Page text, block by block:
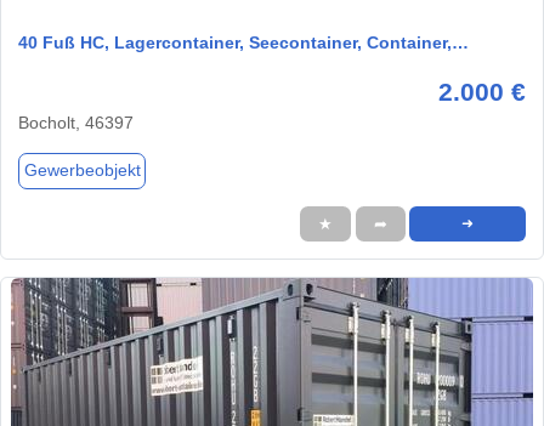
40 Fuß HC, Lagercontainer, Seecontainer, Container,…
2.000 €
Bocholt, 46397
Gewerbeobjekt
★ ➦ ➜